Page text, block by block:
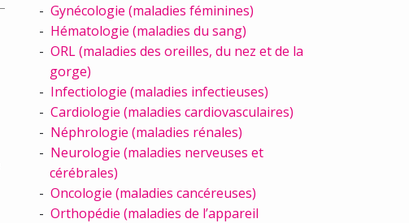
Gynécologie (maladies féminines)
Hématologie (maladies du sang)
ORL (maladies des oreilles, du nez et de la
gorge)
Infectiologie (maladies infectieuses)
Cardiologie (maladies cardiovasculaires)
Néphrologie (maladies rénales)
Neurologie (maladies nerveuses et
cérébrales)
Oncologie (maladies cancéreuses)
Orthopédie (maladies de l’appareil